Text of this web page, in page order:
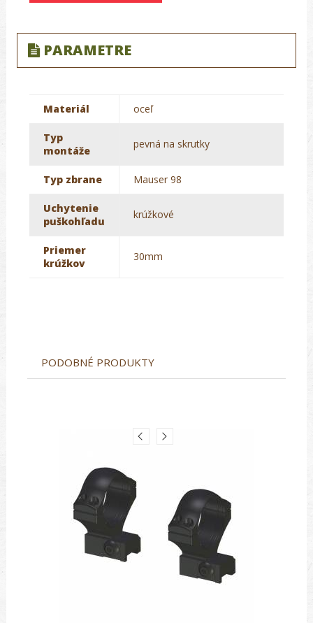
PARAMETRE
Materiál oceľ
Typ
montáže
pevná na skrutky
Typ zbrane Mauser 98
Uchytenie
puškohľadu
krúžkové
Priemer
krúžkov
30mm
PODOBNÉ PRODUKTY